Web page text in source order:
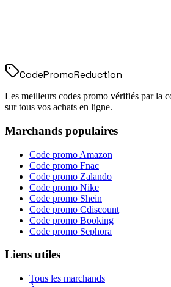
CodePromoReduction
Les meilleurs codes promo vérifiés par la
sur tous vos achats en ligne.
Marchands populaires
Code promo Amazon
Code promo Fnac
Code promo Zalando
Code promo Nike
Code promo Shein
Code promo Cdiscount
Code promo Booking
Code promo Sephora
Liens utiles
Tous les marchands